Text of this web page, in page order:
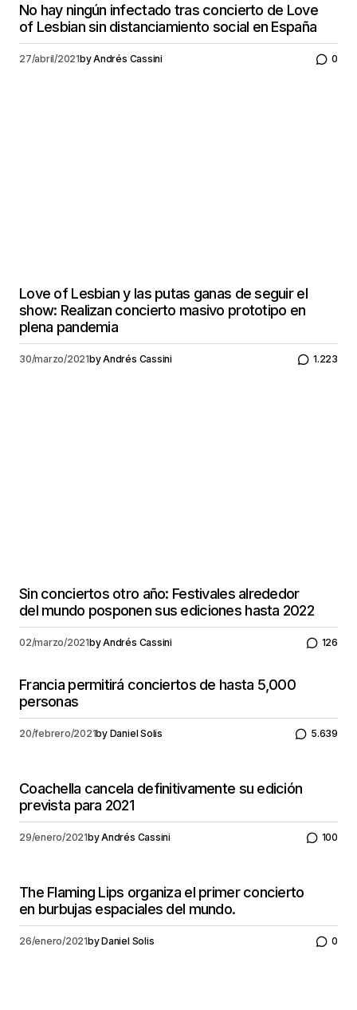
No hay ningún infectado tras concierto de Love
of Lesbian sin distanciamiento social en España
27/abril/2021byAndrés Cassini 0
Love of Lesbian y las putas ganas de seguir el
show: Realizan concierto masivo prototipo en
plena pandemia
30/marzo/2021byAndrés Cassini 1.223
Sin conciertos otro año: Festivales alrededor
del mundo posponen sus ediciones hasta 2022
02/marzo/2021byAndrés Cassini 126
Francia permitirá conciertos de hasta 5,000
personas
20/febrero/2021by Daniel Solis 5.639
Coachella cancela definitivamente su edición
prevista para 2021
29/enero/2021byAndrés Cassini 100
The Flaming Lips organiza el primer concierto
en burbujas espaciales del mundo.
26/enero/2021byDaniel Solis 0